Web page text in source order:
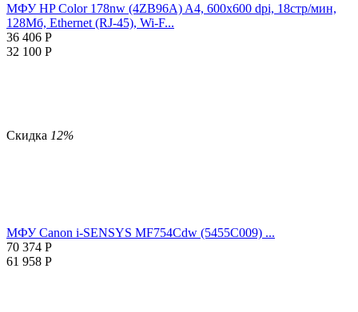
МФУ HP Color 178nw (4ZB96A) A4, 600x600 dpi, 18стр/мин,
128Мб, Ethernet (RJ-45), Wi-F...
36 406 Р
32 100 Р
Скидка 12%
МФУ Canon i-SENSYS MF754Cdw (5455C009) ...
70 374 Р
61 958 Р